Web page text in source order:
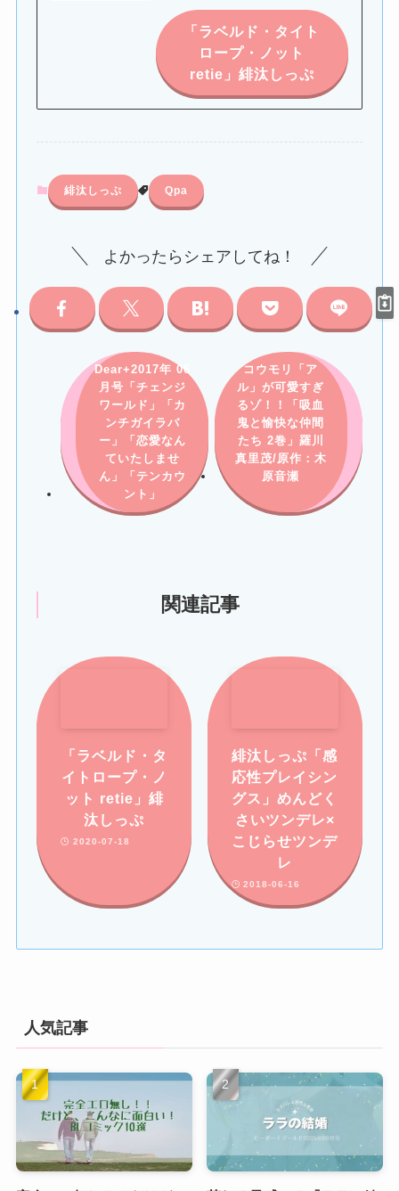
「ラベルド・タイト
ロープ・ノット
retie」緋汰しっぷ
緋汰しっぷ Qpa
よかったらシェアしてね！
Dear+2017年 06
月号「チェンジ
ワールド」「カ
ンチガイラバ
ー」「恋愛なん
ていたしませ
ん」「テンカウ
ント」
コウモリ「ア
ル」が可愛すぎ
るゾ！！「吸血
鬼と愉快な仲間
たち 2巻」羅川
真里茂/原作：木
原音瀬
関連記事
「ラベルド・タ
イトロープ・ノ
ット retie」緋
汰しっぷ
2020-07-18
緋汰しっぷ「感
応性プレイシン
グス」めんどく
さいツンデレ×
こじらせツンデ
レ
2018-06-16
人気記事